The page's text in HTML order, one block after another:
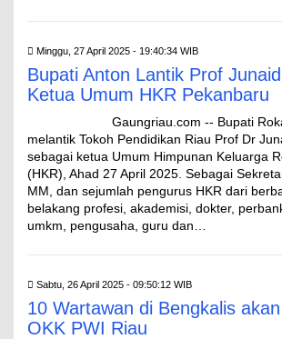
Minggu, 27 April 2025 - 19:40:34 WIB
Bupati Anton Lantik Prof
Ketua Umum HKR Pekanbaru
‎Gaungriau.com -- ‎Bupati
melantik Tokoh Pendidikan Riau Prof Dr
sebagai ketua Umum Himpunan Keluarga
(HKR), Ahad 27 April 2025. Sebagai
MM, dan sejumlah pengurus HKR dari
belakang profesi, akademisi, dokter,
umkm, pengusaha, guru dan…
Sabtu, 26 April 2025 - 09:50:12 WIB
10 Wartawan di Bengkalis
OKK PWI Riau